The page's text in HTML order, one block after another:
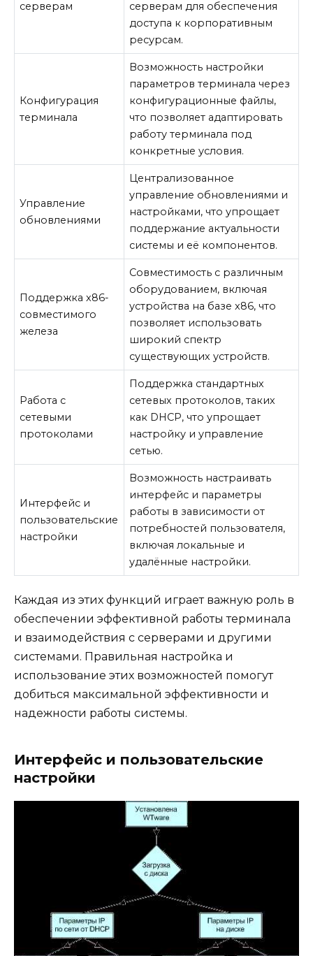
серверам
серверам для обеспечения
доступа к корпоративным
ресурсам.
Конфигурация
терминала
Возможность настройки
параметров терминала через
конфигурационные файлы,
что позволяет адаптировать
работу терминала под
конкретные условия.
Управление
обновлениями
Централизованное
управление обновлениями и
настройками, что упрощает
поддержание актуальности
системы и её компонентов.
Поддержка x86-
совместимого
железа
Совместимость с различным
оборудованием, включая
устройства на базе x86, что
позволяет использовать
широкий спектр
существующих устройств.
Работа с
сетевыми
протоколами
Поддержка стандартных
сетевых протоколов, таких
как DHCP, что упрощает
настройку и управление
сетью.
Интерфейс и
пользовательские
настройки
Возможность настраивать
интерфейс и параметры
работы в зависимости от
потребностей пользователя,
включая локальные и
удалённые настройки.
Каждая из этих функций играет важную роль в
обеспечении эффективной работы терминала
и взаимодействия с серверами и другими
системами. Правильная настройка и
использование этих возможностей помогут
добиться максимальной эффективности и
надежности работы системы.
Интерфейс и пользовательские
настройки